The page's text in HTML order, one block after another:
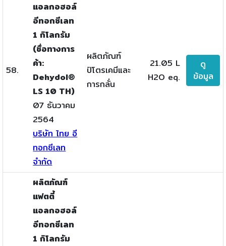
58.
แอลกอฮอล์
อีทอกซีเลท
1 กิโลกรัม
(ชื่อทางการ
ค้า:
Dehydol®
LS 10 TH)
07 ธันวาคม
2564
บริษัท ไทย อี
ทอกซีเลท
จำกัด
ผลิตภัณฑ์
ปิโตรเคมีและ
การกลั่น
21.05 L
H2O eq.
ดู
ข้อมูล
ผลิตภัณฑ์
แฟตตี้
แอลกอฮอล์
อีทอกซีเลท
1 กิโลกรัม